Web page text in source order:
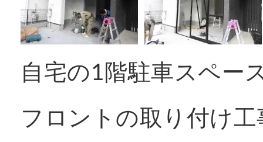
特殊事例
価格表
窓リフォコラム
自宅の1階駐車スペー
フロントの取り付け